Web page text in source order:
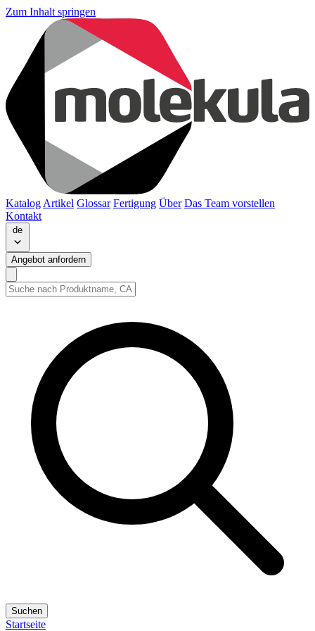
Zum Inhalt springen
Katalog Artikel Glossar Fertigung Über Das Team vorstellen
Kontakt
de
Angebot anfordern
Suchen
Startseite